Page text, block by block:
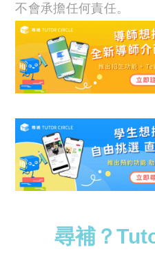
不會承擔任何責任。
尋補？